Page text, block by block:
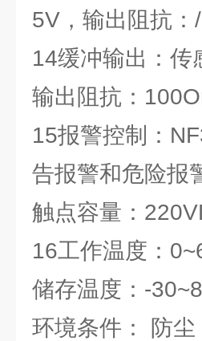
5V，输出阻抗
14缓冲输出：传
输出阻抗：
15报警控制：
告报警和危险报
触点容量：
16工作温度：
储存温度：-
环境条件： 防